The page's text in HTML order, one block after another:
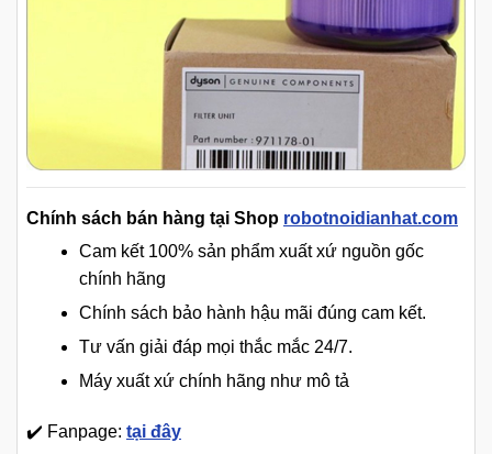
Chính sách bán hàng tại Shop robotnoidianhat.com
Cam kết 100% sản phẩm xuất xứ nguồn gốc
chính hãng
Chính sách bảo hành hậu mãi đúng cam kết.
Tư vấn giải đáp mọi thắc mắc 24/7.
Máy xuất xứ chính hãng như mô tả
✔️ Fanpage: tại đây